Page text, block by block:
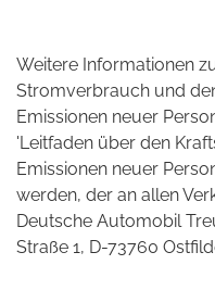
Weitere Informationen
Stromverbrauch und
Emissionen neuer
'Leitfaden über den
Emissionen neuer
werden, der an allen
Deutsche Automobil
Straße 1, D-73760